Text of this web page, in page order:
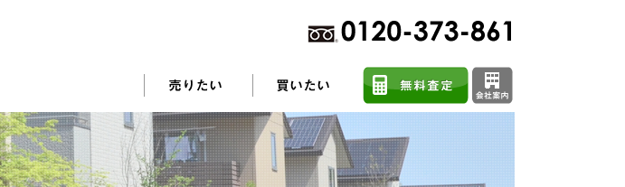
売却されたお客様の声 不動産売却に関するよくある質問
不動産購入に関するよくある質問